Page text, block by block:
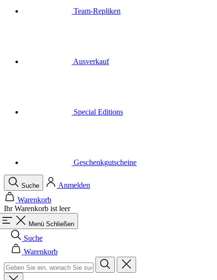
Team-Repliken
Ausverkauf
Special Editions
Geschenkgutscheine
Suche
Anmelden
Warenkorb
Ihr Warenkorb ist leer
Menü Schließen
Suche
Warenkorb